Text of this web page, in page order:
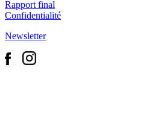
Rapport final
Confidentialité
Newsletter